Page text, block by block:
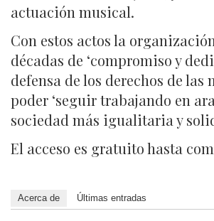
actuación musical.
Con estos actos la
décadas de ‘compromiso y
defensa de los derechos de las
poder ‘seguir trabajando en
sociedad más igualitaria y
El acceso es gratuito hasta
Acerca de Últimas entradas